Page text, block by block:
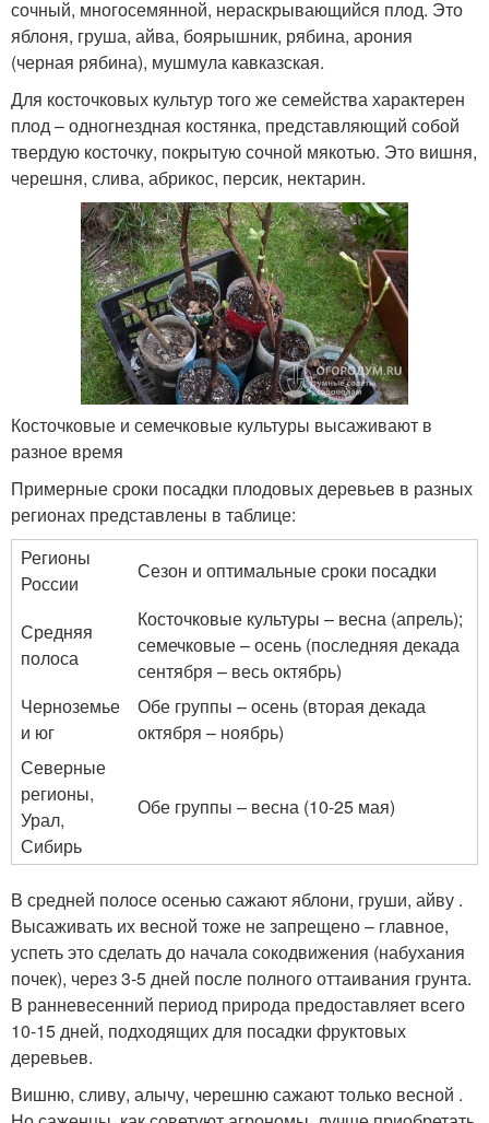
сочный, многосемянной, нераскрывающийся плод. Это
яблоня, груша, айва, боярышник, рябина, арония
(черная рябина), мушмула кавказская.
Для косточковых культур того же семейства характерен
плод – одногнездная костянка, представляющий собой
твердую косточку, покрытую сочной мякотью. Это вишня,
черешня, слива, абрикос, персик, нектарин.
Косточковые и семечковые культуры высаживают в
разное время
Примерные сроки посадки плодовых деревьев в разных
регионах представлены в таблице:
Регионы
России
Сезон и оптимальные сроки посадки
Средняя
полоса
Косточковые культуры – весна (апрель);
семечковые – осень (последняя декада
сентября – весь октябрь)
Черноземье
и юг
Обе группы – осень (вторая декада
октября – ноябрь)
Северные
регионы,
Урал,
Сибирь
Обе группы – весна (10-25 мая)
В средней полосе осенью сажают яблони, груши, айву .
Высаживать их весной тоже не запрещено – главное,
успеть это сделать до начала сокодвижения (набухания
почек), через 3-5 дней после полного оттаивания грунта.
В ранневесенний период природа предоставляет всего
10-15 дней, подходящих для посадки фруктовых
деревьев.
Вишню, сливу, алычу, черешню сажают только весной .